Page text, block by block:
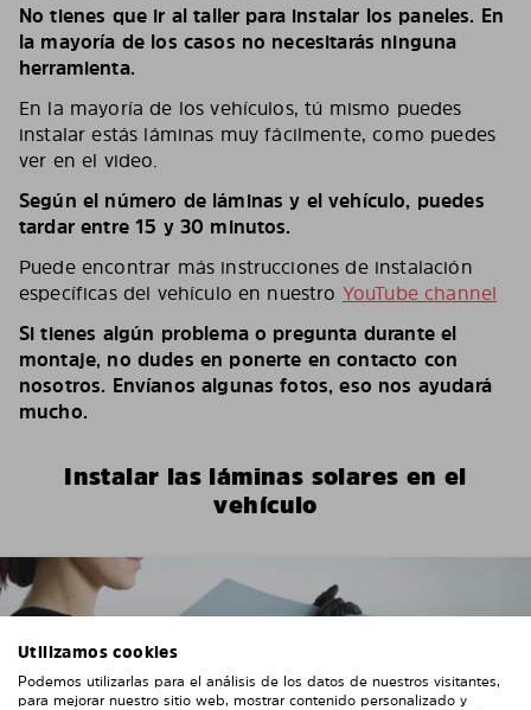
No tienes que ir al taller para instalar los paneles. En
la mayoría de los casos no necesitarás ninguna
herramienta.
En la mayoría de los vehículos, tú mismo puedes
instalar estás láminas muy fácilmente, como puedes
ver en el video.
Según el número de láminas y el vehículo, puedes
tardar entre 15 y 30 minutos.
Puede encontrar más instrucciones de instalación
específicas del vehículo en nuestro YouTube channel
Si tienes algún problema o pregunta durante el
montaje, no dudes en ponerte en contacto con
nosotros. Envíanos algunas fotos, eso nos ayudará
mucho.
Instalar las láminas solares en el
vehículo
Utilizamos cookies
Podemos utilizarlas para el análisis de los datos de nuestros visitantes,
para mejorar nuestro sitio web, mostrar contenido personalizado y